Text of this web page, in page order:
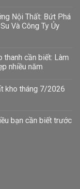
Nội Thất: Bứt Phá
Và Công Ty Ủy
thanh cần biết: Làm
nhiều năm
kho tháng 7/2026
bạn cần biết trước